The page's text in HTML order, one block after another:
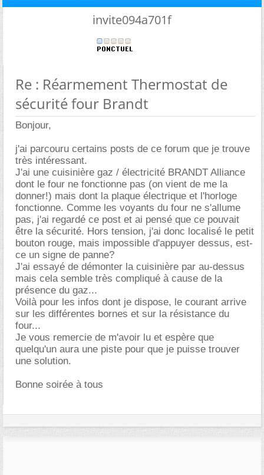
invite094a701f
Re : Réarmement Thermostat de
sécurité four Brandt
Bonjour,
j'ai parcouru certains posts de ce forum que je trouve
très intéressant.
J'ai une cuisinière gaz / électricité BRANDT Alliance
dont le four ne fonctionne pas (on vient de me la
donner!) mais dont la plaque électrique et l'horloge
fonctionne. Comme les voyants du four ne s'allume
pas, j'ai regardé ce post et ai pensé que ce pouvait
être la sécurité. Hors tension, j'ai donc localisé le petit
bouton rouge, mais impossible d'appuyer dessus, est-
ce un signe de panne?
J'ai essayé de démonter la cuisinière par au-dessus
mais cela semble très compliqué à cause de la
présence du gaz...
Voilà pour les infos dont je dispose, le courant arrive
sur les différentes bornes et sur la résistance du
four...
Je vous remercie de m'avoir lu et espère que
quelqu'un aura une piste pour que je puisse trouver
une solution.
Bonne soirée à tous